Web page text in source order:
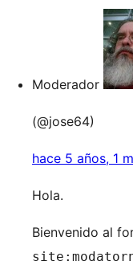
Moderador
(@jose64)
hace 5 años, 1
Hola.
Bienvenido al